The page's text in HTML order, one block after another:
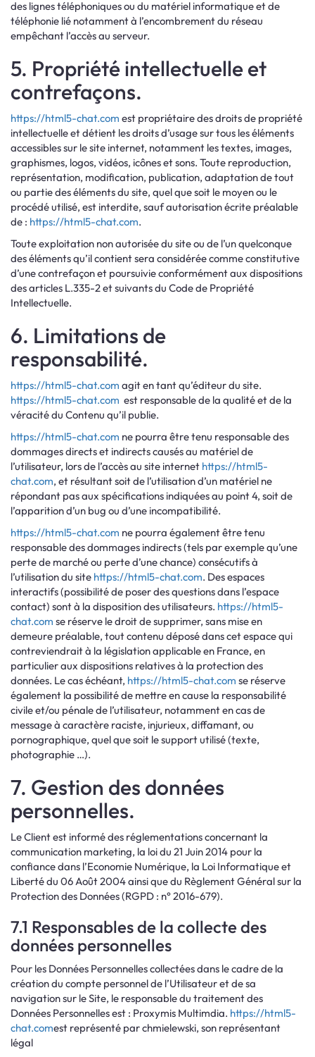
des lignes téléphoniques ou du matériel informatique et de
téléphonie lié notamment à l’encombrement du réseau
empêchant l’accès au serveur.
5. Propriété intellectuelle et
contrefaçons.
https://html5-chat.com est propriétaire des droits de propriété
intellectuelle et détient les droits d’usage sur tous les éléments
accessibles sur le site internet, notamment les textes, images,
graphismes, logos, vidéos, icônes et sons. Toute reproduction,
représentation, modification, publication, adaptation de tout
ou partie des éléments du site, quel que soit le moyen ou le
procédé utilisé, est interdite, sauf autorisation écrite préalable
de : https://html5-chat.com.
Toute exploitation non autorisée du site ou de l’un quelconque
des éléments qu’il contient sera considérée comme constitutive
d’une contrefaçon et poursuivie conformément aux dispositions
des articles L.335-2 et suivants du Code de Propriété
Intellectuelle.
6. Limitations de
responsabilité.
https://html5-chat.com agit en tant qu’éditeur du site.
https://html5-chat.com est responsable de la qualité et de la
véracité du Contenu qu’il publie.
https://html5-chat.com ne pourra être tenu responsable des
dommages directs et indirects causés au matériel de
l’utilisateur, lors de l’accès au site internet https://html5-
chat.com, et résultant soit de l’utilisation d’un matériel ne
répondant pas aux spécifications indiquées au point 4, soit de
l’apparition d’un bug ou d’une incompatibilité.
https://html5-chat.com ne pourra également être tenu
responsable des dommages indirects (tels par exemple qu’une
perte de marché ou perte d’une chance) consécutifs à
l’utilisation du site https://html5-chat.com. Des espaces
interactifs (possibilité de poser des questions dans l’espace
contact) sont à la disposition des utilisateurs. https://html5-
chat.com se réserve le droit de supprimer, sans mise en
demeure préalable, tout contenu déposé dans cet espace qui
contreviendrait à la législation applicable en France, en
particulier aux dispositions relatives à la protection des
données. Le cas échéant, https://html5-chat.com se réserve
également la possibilité de mettre en cause la responsabilité
civile et/ou pénale de l’utilisateur, notamment en cas de
message à caractère raciste, injurieux, diffamant, ou
pornographique, quel que soit le support utilisé (texte,
photographie …).
7. Gestion des données
personnelles.
Le Client est informé des réglementations concernant la
communication marketing, la loi du 21 Juin 2014 pour la
confiance dans l’Economie Numérique, la Loi Informatique et
Liberté du 06 Août 2004 ainsi que du Règlement Général sur la
Protection des Données (RGPD : n° 2016-679).
7.1 Responsables de la collecte des
données personnelles
Pour les Données Personnelles collectées dans le cadre de la
création du compte personnel de l’Utilisateur et de sa
navigation sur le Site, le responsable du traitement des
Données Personnelles est : Proxymis Multimdia. https://html5-
chat.comest représenté par chmielewski, son représentant
légal